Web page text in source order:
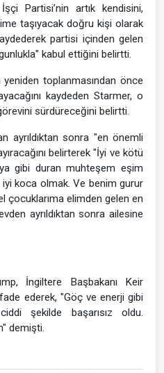
Partisi’nin artık kendisini,
taşıyacak doğru kişi olarak
partisi içinden gelen
kabul ettiğini belirtti.
toplanmasından önce
kaydeden Starmer, o
sürdüreceğini belirtti.
ayrıldıktan sonra "en önemli
belirterek "İyi ve kötü
gibi duran muhteşem eşim
koca olmak. Ve benim gurur
çocuklarıma elimden gelen en
ayrıldıktan sonra ailesine
İngiltere Başbakanı Keir
ederek, "Göç ve enerji gibi
şekilde başarısız oldu.
demişti.